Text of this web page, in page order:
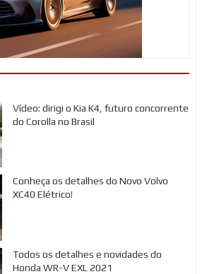
Vídeo: dirigi o Kia K4, futuro concorrente
do Corolla no Brasil
Conheça os detalhes do Novo Volvo
XC40 Elétrico!
Todos os detalhes e novidades do
Honda WR-V EXL 2021